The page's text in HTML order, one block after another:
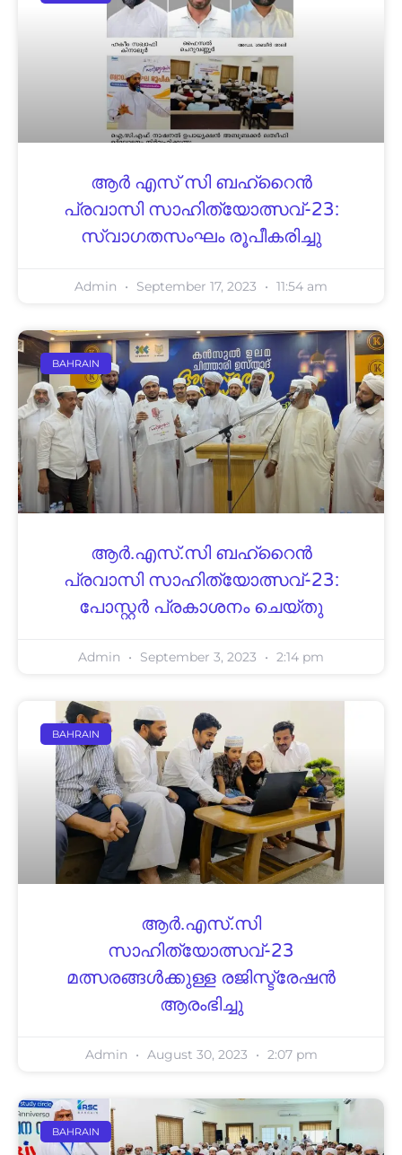
ആർ എസ് സി ബഹ്‌റൈൻ
പ്രവാസി സാഹിത്യോത്സവ്-23:
സ്വാഗതസംഘം രൂപീകരിച്ചു
Admin September 17, 2023 11:54 am
BAHRAIN
ആർ.എസ്.സി ബഹ്‌റൈൻ
പ്രവാസി സാഹിത്യോത്സവ്-23:
പോസ്റ്റർ പ്രകാശനം ചെയ്തു
Admin September 3, 2023 2:14 pm
BAHRAIN
ആർ.എസ്.സി
സാഹിത്യോത്സവ്-23
മത്സരങ്ങൾക്കുള്ള രജിസ്ട്രേഷൻ
ആരംഭിച്ചു
Admin August 30, 2023 2:07 pm
BAHRAIN